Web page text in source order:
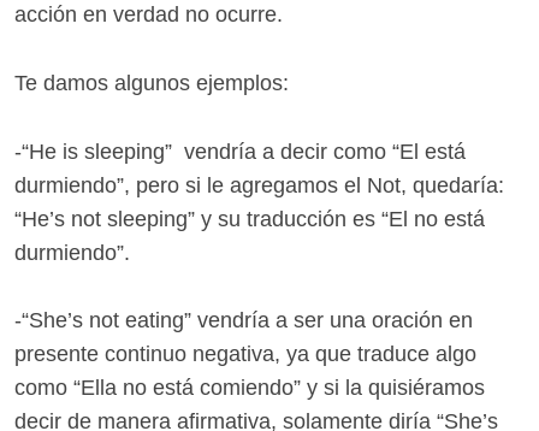
acción en verdad no ocurre.
Te damos algunos ejemplos:
-“He is sleeping” vendría a decir como “El está
durmiendo”, pero si le agregamos el Not, quedaría:
“He’s not sleeping” y su traducción es “El no está
durmiendo”.
-“She’s not eating” vendría a ser una oración en
presente continuo negativa, ya que traduce algo
como “Ella no está comiendo” y si la quisiéramos
decir de manera afirmativa, solamente diría “She’s